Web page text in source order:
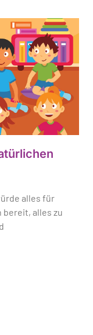
alles für
alles zu